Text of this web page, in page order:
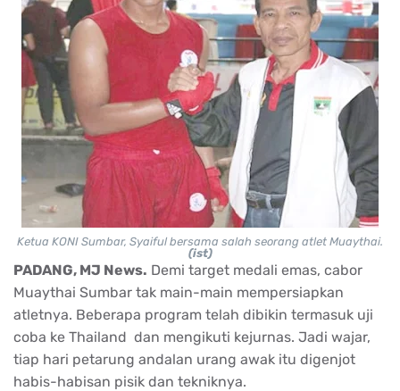
Ketua KONI Sumbar, Syaiful bersama salah seorang atlet Muaythai.
(ist)
PADANG, MJ News. Demi target medali emas, cabor
Muaythai Sumbar tak main-main mempersiapkan
atletnya. Beberapa program telah dibikin termasuk uji
coba ke Thailand dan mengikuti kejurnas. Jadi wajar,
tiap hari petarung andalan urang awak itu digenjot
habis-habisan pisik dan tekniknya.